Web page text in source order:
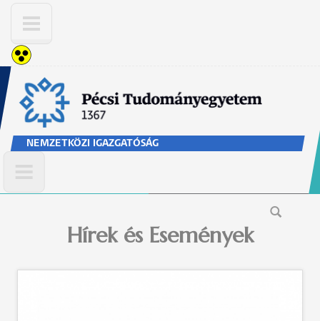
NEMZETKÖZI IGAZGATÓSÁG
Keresés űrlap
Hírek és Események